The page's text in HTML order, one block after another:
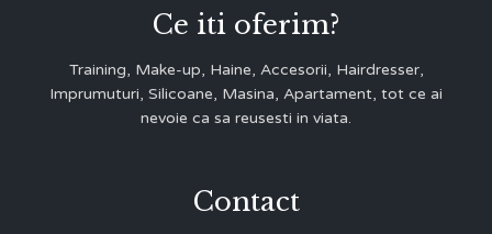
Ce iti oferim?
Training, Make-up, Haine, Accesorii, Hairdresser,
Imprumuturi, Silicoane, Masina, Apartament, tot ce ai
nevoie ca sa reusesti in viata.
Contact